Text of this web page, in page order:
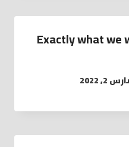
Exactly what we
2, 2022